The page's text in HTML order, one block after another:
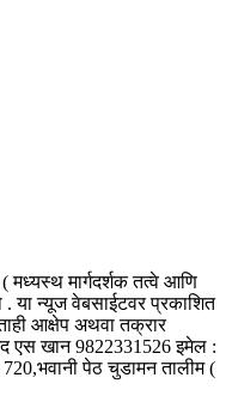
( मध्यस्थ मार्गदर्शक तत्वे आणि
या न्यूज वेबसाईटवर प्रकाशित
आक्षेप अथवा तक्रार
एस खान 9822331526 इमेल :
पेठ चुडामन तालीम (